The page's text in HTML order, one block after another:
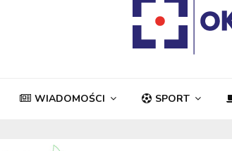
WIADOMOŚCI SPORT